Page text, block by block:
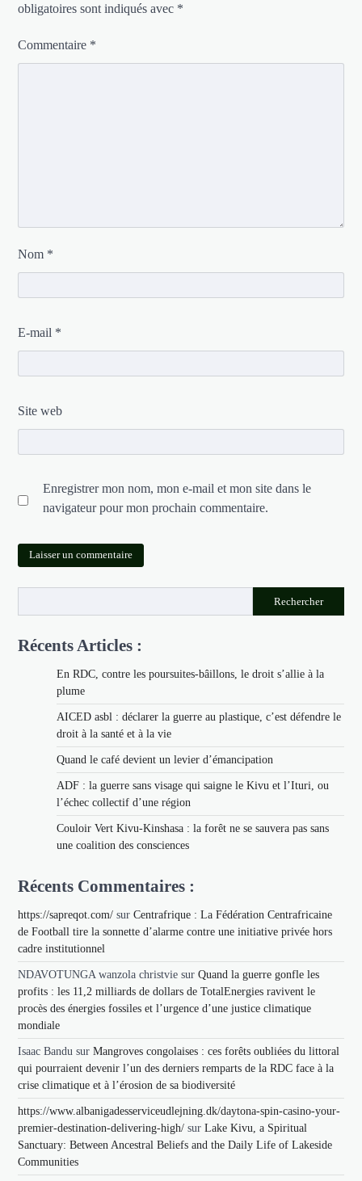
obligatoires sont indiqués avec *
Commentaire *
Nom *
E-mail *
Site web
Enregistrer mon nom, mon e-mail et mon site dans le
navigateur pour mon prochain commentaire.
Rechercher
Récents Articles :
En RDC, contre les poursuites-bâillons, le droit s’allie à la
plume
AICED asbl : déclarer la guerre au plastique, c’est défendre le
droit à la santé et à la vie
Quand le café devient un levier d’émancipation
ADF : la guerre sans visage qui saigne le Kivu et l’Ituri, ou
l’échec collectif d’une région
Couloir Vert Kivu-Kinshasa : la forêt ne se sauvera pas sans
une coalition des consciences
Récents Commentaires :
https://sapreqot.com/ surCentrafrique : La Fédération Centrafricaine
de Football tire la sonnette d’alarme contre une initiative privée hors
cadre institutionnel
NDAVOTUNGA wanzola christvie surQuand la guerre gonfle les
profits : les 11,2 milliards de dollars de TotalEnergies ravivent le
procès des énergies fossiles et l’urgence d’une justice climatique
mondiale
Isaac Bandu surMangroves congolaises : ces forêts oubliées du littoral
qui pourraient devenir l’un des derniers remparts de la RDC face à la
crise climatique et à l’érosion de sa biodiversité
https://www.albanigadesserviceudlejning.dk/daytona-spin-casino-your-
premier-destination-delivering-high/ surLake Kivu, a Spiritual
Sanctuary: Between Ancestral Beliefs and the Daily Life of Lakeside
Communities